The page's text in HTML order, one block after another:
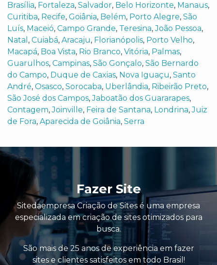
Brasília, Fortaleza, Salvador, Belo Horizonte, Manaus,
Curitiba, Recife, Goiânia, Belém, Porto Alegre, São
Luís, Maceió, Campo Grande, Teresina,João Pessoa,
Natal , Cuiabá, Aracaju, Florianópolis, Porto Velho,
Macapá, Boa Vista, Rio Branco, Vitória, Palmas,
Guarulhos, Campinas, São Gonçalo, São Bernardo
do Campo, Duque de Caxias, Nova Iguaçu, Santo
André, Osasco, Sorocaba, Uberlândia, Ribeirão Preto,
São José dos Campos,Jaboatão dos Guararapes,
Contagem,Joinville, Feira de Santana, Londrina,Juiz
de Fora, Aparecida de Goiânia, Serra
Fazer Site
Sitedaempresa Criação de Sites é uma empresa
especializada em criação de sites otimizados para
busca.
São mais de 25 anos de experiência em fazer
sites e clientes satisfeitos em todo Brasil!